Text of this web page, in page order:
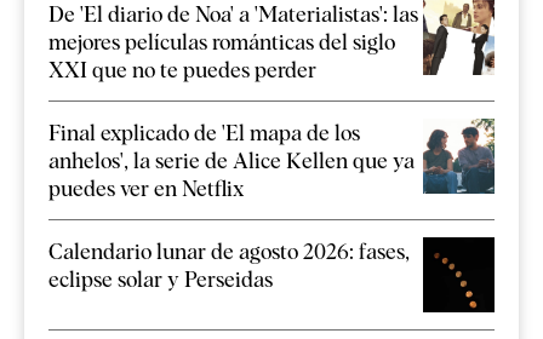
De 'El diario de Noa' a 'Materialistas': las
mejores películas románticas del siglo
XXI que no te puedes perder
Final explicado de 'El mapa de los
anhelos', la serie de Alice Kellen que ya
puedes ver en Netflix
Calendario lunar de agosto 2026: fases,
eclipse solar y Perseidas